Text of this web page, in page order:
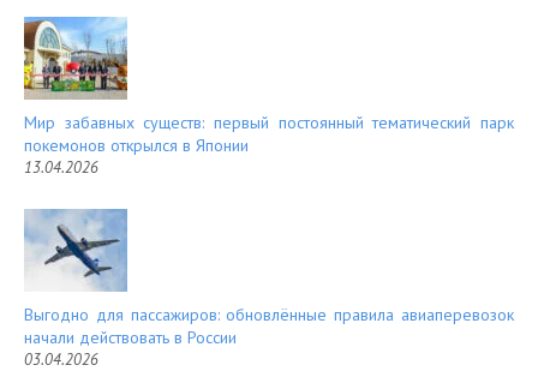
Мир забавных существ: первый постоянный тематический парк
покемонов открылся в Японии
13.04.2026
Выгодно для пассажиров: обновлённые правила авиаперевозок
начали действовать в России
03.04.2026